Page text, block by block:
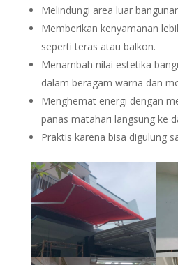
Melindungi area luar
Memberikan kenyamanan
seperti teras atau balkon.
Menambah nilai estetika
dalam beragam warna dan
Menghemat energi dengan
panas matahari langsung ke
Praktis karena bisa digulung